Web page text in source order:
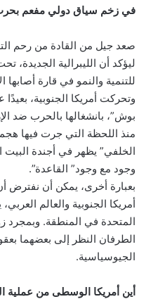
في زخم سياق دولي مفعم
صعد جيل من القادة من رحم
ليؤكد أن الليبرالية الجديدة،
للتنمية والنمو في قارة
وتحركت أمريكا الجنوبية،
بوش”، بانشغالها بالحرب ضد
الخلفي” يظهر في أجندة البيت
وجود مع وجود” القاعدة”.
بعبارة أخرى، يمكن أن نفترض
أمريكا الجنوبية والعالم
المتحدة في المنطقة. وبمجرد
الطرفان النظر إلى بعضهما
الجيوسياسية.
أين أمريكا الوسطى من عملية